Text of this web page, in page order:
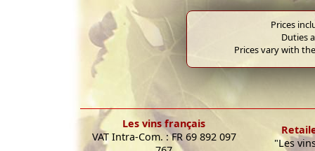
Prices
Duties
Prices vary with
Les vins français
VAT Intra-Com. : FR 69 892 097
"Les